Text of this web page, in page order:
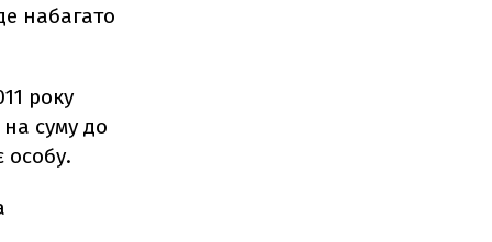
набагато
року
суму до
особу.